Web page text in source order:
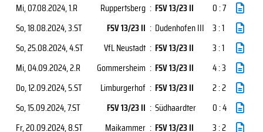
Mi, 07.08.2024, 1.R Ruppertsberg : FSV 13/23 II
0 : 7
So, 18.08.2024, 3.ST FSV 13/23 II : Dudenhofen III 3 : 1
So, 25.08.2024, 4.ST VfL Neustadt : FSV 13/23 II
3 : 1
Mi, 04.09.2024, 2.R Gommersheim : FSV 13/23 II
4 : 3
Do, 12.09.2024, 5.ST Limburgerhof : FSV 13/23 II
2 : 2
So, 15.09.2024, 7.ST FSV 13/23 II : Südhaardter
0 : 4
Fr, 20.09.2024, 8.ST Maikammer : FSV 13/23 II
3 : 2